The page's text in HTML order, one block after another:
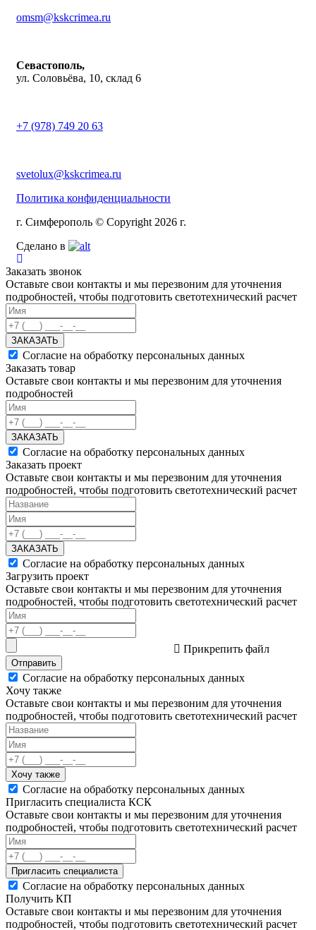
omsm@kskcrimea.ru
Севастополь,
ул. Соловьёва, 10, склад 6
+7 (978) 749 20 63
svetolux@kskcrimea.ru
Политика конфиденциальности
г. Симферополь © Copyright 2026 г.
Сделано в
Заказать звонок
Оставьте свои контакты и мы перезвоним для уточнения
подробностей, чтобы подготовить светотехнический расчет
ЗАКАЗАТЬ
Согласие на обработку персональных данных
Заказать товар
Оставьте свои контакты и мы перезвоним для уточнения
подробностей
ЗАКАЗАТЬ
Согласие на обработку персональных данных
Заказать проект
Оставьте свои контакты и мы перезвоним для уточнения
подробностей, чтобы подготовить светотехнический расчет
ЗАКАЗАТЬ
Согласие на обработку персональных данных
Загрузить проект
Оставьте свои контакты и мы перезвоним для уточнения
подробностей, чтобы подготовить светотехнический расчет
Прикрепить файл
Отправить
Согласие на обработку персональных данных
Хочу также
Оставьте свои контакты и мы перезвоним для уточнения
подробностей, чтобы подготовить светотехнический расчет
Хочу также
Согласие на обработку персональных данных
Пригласить специалиста КСК
Оставьте свои контакты и мы перезвоним для уточнения
подробностей, чтобы подготовить светотехнический расчет
Пригласить специалиста
Согласие на обработку персональных данных
Получить КП
Оставьте свои контакты и мы перезвоним для уточнения
подробностей, чтобы подготовить светотехнический расчет